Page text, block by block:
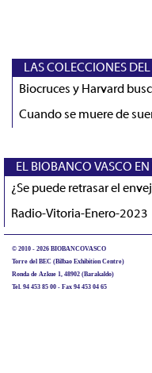
LAS COLECCIONES
Biocruces y Harvard
Cuando se muere de
EL BIOBANCO VASCO
¿Se puede retrasar el
Radio-Vitoria-Enero-2023
© 2010 - 2026 BIOBANCOVASCO
Torre del BEC (Bilbao Exhibition Centre)
Ronda de Azkue 1, 48902 (Barakaldo)
Tel. 94 453 85 00 - Fax 94 453 04 65